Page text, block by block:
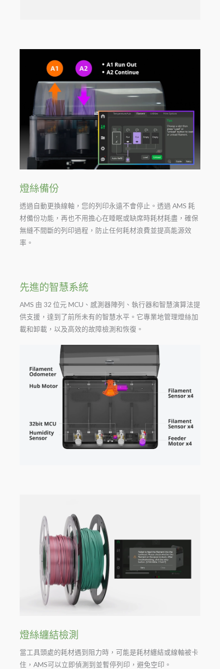
燈絲備份
透過自動更換線軸，您的列印永遠不會停止。透過 AMS 耗
材備份功能，再也不用擔心在睡眠或缺席時耗材耗盡，確保
無縫不間斷的列印過程，防止任何耗材浪費並提高能源效
率。
先進的智慧系統
AMS 由 32 位元 MCU、感測器陣列、執行器和智慧演算法提
供支援，達到了前所未有的智慧水平。它專業地管理燈絲加
載和卸載，以及高效的故障檢測和恢復。
燈絲纏結檢測
當工具頭處的耗材遇到阻力時，可能是耗材纏結或線軸被卡
住，AMS可以立即偵測到並暫停列印，避免空印。